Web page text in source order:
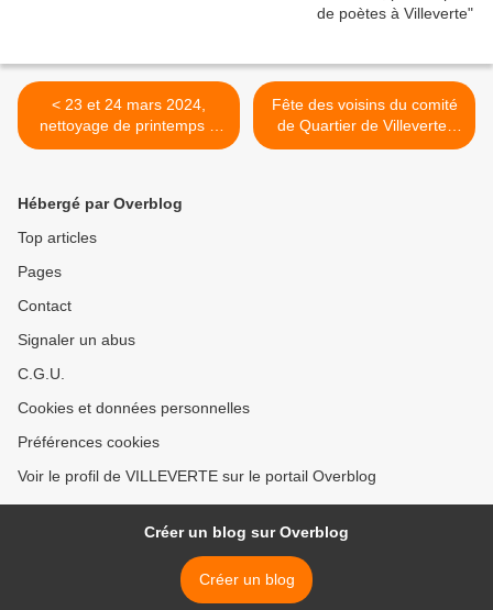
< 23 et 24 mars 2024,
nettoyage de printemps à
Nîmes
Fête des voisins du comité
de Quartier de Villeverte,
vendredi 31 mai 2024 >
Hébergé par Overblog
Top articles
Pages
Contact
Signaler un abus
C.G.U.
Cookies et données personnelles
Préférences cookies
Voir le profil de VILLEVERTE sur le portail Overblog
Créer un blog sur Overblog
Créer un blog